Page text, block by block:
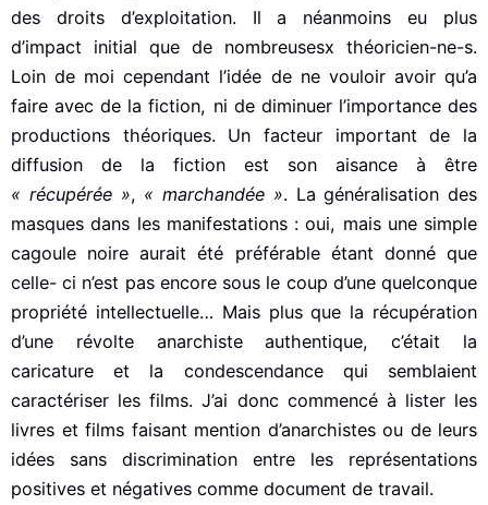
des droits d’exploitation. Il a néanmoins eu plus
d’impact initial que de nombreusesx théoricien-ne-s.
Loin de moi cependant l’idée de ne vouloir avoir qu’a
faire avec de la fiction, ni de diminuer l’importance des
productions théoriques. Un facteur important de la
diffusion de la fiction est son aisance à être
« récupérée », « marchandée ». La généralisation des
masques dans les manifestations : oui, mais une simple
cagoule noire aurait été préférable étant donné que
celle- ci n’est pas encore sous le coup d’une quelconque
propriété intellectuelle… Mais plus que la récupération
d’une révolte anarchiste authentique, c’était la
caricature et la condescendance qui semblaient
caractériser les films. J’ai donc commencé à lister les
livres et films faisant mention d’anarchistes ou de leurs
idées sans discrimination entre les représentations
positives et négatives comme document de travail.